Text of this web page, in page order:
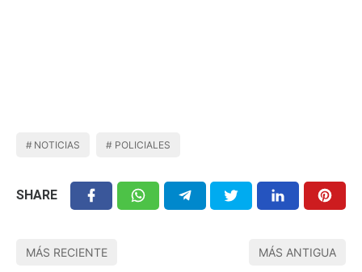
NOTICIAS POLICIALES
SHARE
MÁS RECIENTE MÁS ANTIGUA